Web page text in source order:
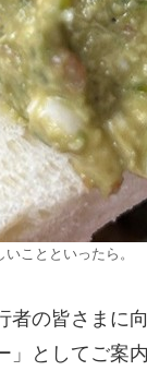
ことといったら。
者の皆さまに
」としてご案